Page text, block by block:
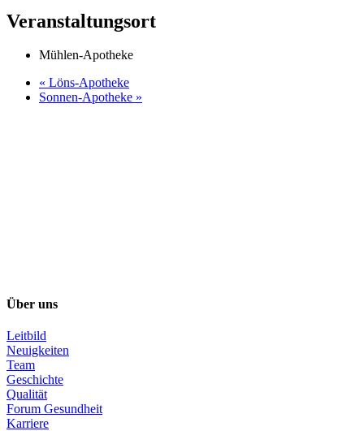
Veranstaltungsort
Mühlen-Apotheke
« Löns-Apotheke
Sonnen-Apotheke »
Über uns
Leitbild
Neuigkeiten
Team
Geschichte
Qualität
Forum Gesundheit
Karriere